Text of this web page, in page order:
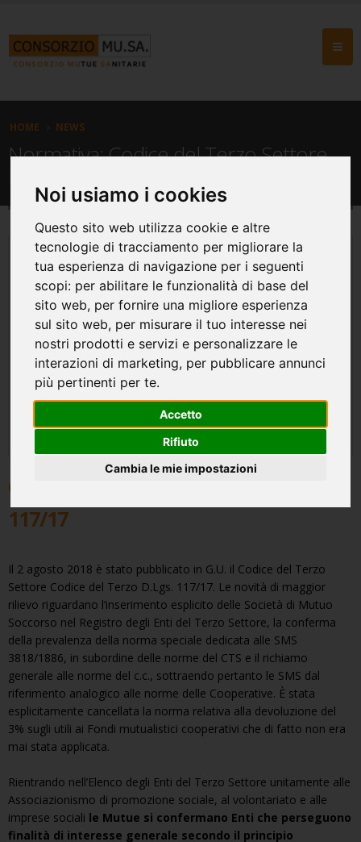
Noi usiamo i cookies
Questo sito web utilizza cookie e altre
tecnologie di tracciamento per migliorare la
tua esperienza di navigazione per i seguenti
scopi: per abilitare le funzionalità di base del
sito web, per fornire una migliore esperienza
sul sito web, per misurare il tuo interesse nei
nostri prodotti e servizi e personalizzare le
interazioni di marketing, per pubblicare annunci
più pertinenti per te.
Accetto
Rifiuto
Cambia le mie impostazioni
HOME NEWS
Normativa: Codice del Terzo Settore
Codice del Terzo Settore D.Lgs.
117/17
Il 2 agosto 2018 è stato pubblicato in G.U. il Codice del Terzo
Settore Codice del Terzo D.Lgs. 117/17. Le novità di maggior
rilievo riguardano l’inserimento esplicito delle Società di Mutuo
Soccorso nel Registro degli Enti del Terzo Settore, la conferma
della prevalenza della norma speciale dedicata alle SMS
3818/1886, in subordine delle norme del CTS e il richiamo
generale alle norme del c.c., sottraendo pertanto le SMS dal
riferimento analogico alle norme delle Cooperative. È stata
esplicitamente cancellata la norma relativa alla devoluzione del
3% sugli utili ai Fondi mutualistici cooperativi che di fatto non era
mai stata applicata.
Rientrando nell’Elenco degli Enti del Terzo Settore unitamente alle
Associazionismo di promozione sociale, al volontariato e alle
imprese sociali le Mutue si confermano Enti che perseguono
finalità di interesse generale secondo il principio